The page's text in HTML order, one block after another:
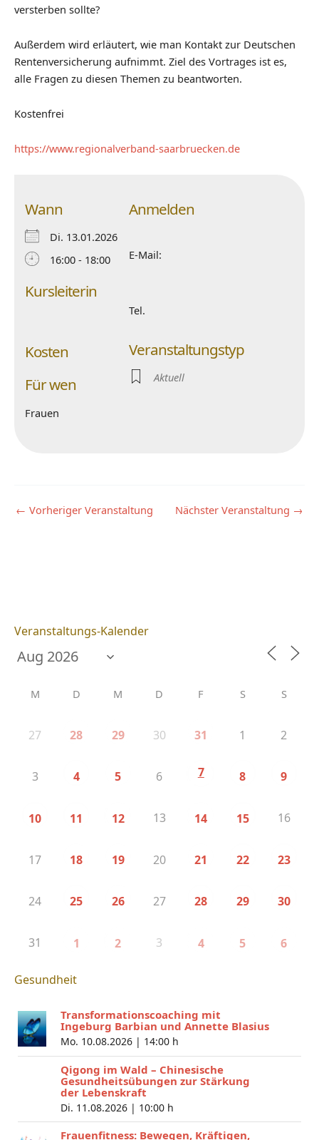
versterben sollte?
Außerdem wird erläutert, wie man Kontakt zur Deutschen
Rentenver­sicherung aufnimmt. Ziel des Vortrages ist es,
alle Fragen zu diesen Themen zu beantworten.
Kostenfrei
https://www.regionalverband-saarbruecken.de
Wann
Di. 13.01.2026
16:00 - 18:00
Kursleiterin
Kosten
Für wen
Frauen
Anmelden
E-Mail:
Tel.
Veranstaltungstyp
Aktuell
← Vorheriger Veranstaltung Nächster Veranstaltung →
Veranstaltungs-Kalender
M D M D F S S
27 28 29 30 31 1 2
3 4 5 6 7 8 9
10 11 12 13 14 15 16
17 18 19 20 21 22 23
24 25 26 27 28 29 30
31 1 2 3 4 5 6
Gesundheit
Transformationscoaching mit
Ingeburg Barbian und Annette Blasius
Mo. 10.08.2026 | 14:00 h
Qigong im Wald – Chinesische
Gesundheitsübungen zur Stärkung
der Lebenskraft
Di. 11.08.2026 | 10:00 h
Frauenfitness: Bewegen, Kräftigen,